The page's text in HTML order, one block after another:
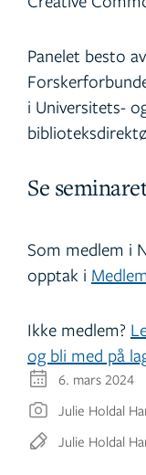
6. mars 2024
Julie Holdal
Julie Holdal
Panelet besto
i Universitets-
Se
Som medlem i
opptak i
Ikke medlem?
og bli med på